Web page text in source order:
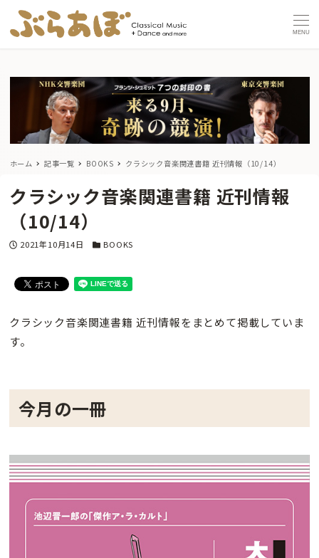
MENU
ホーム 記事一覧 BOOKS クラシック音楽関連書籍 近刊情報（10/14）
クラシック音楽関連書籍 近刊情報
（10/14）
投稿日
2021年10月14日 カテゴリー
BOOKS
クラシック音楽関連書籍 近刊情報をまとめて掲載していま
す。
今月の一冊